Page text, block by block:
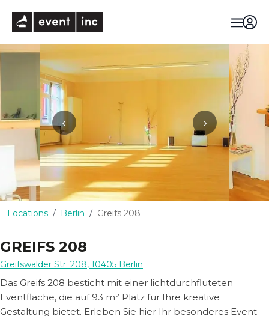
‹ ›
Locations Berlin Greifs 208
GREIFS 208
Greifswalder Str. 208, 10405 Berlin
Das Greifs 208 besticht mit einer lichtdurchfluteten
Eventfläche, die auf 93 m² Platz für Ihre kreative
Gestaltung bietet. Erleben Sie hier Ihr besonderes Event